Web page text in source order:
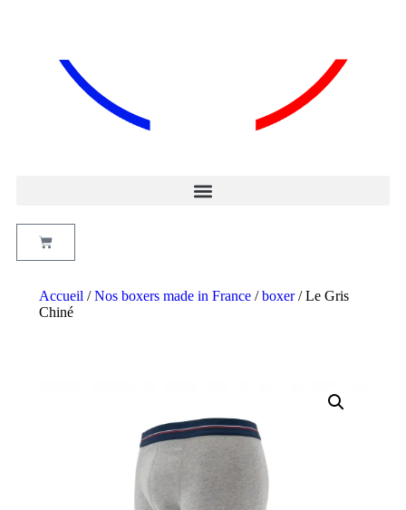
Accueil /Nos boxers made in France /boxer/ Le Gris
Chiné